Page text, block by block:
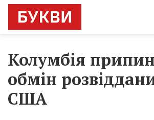
Колумбія
обмін
США